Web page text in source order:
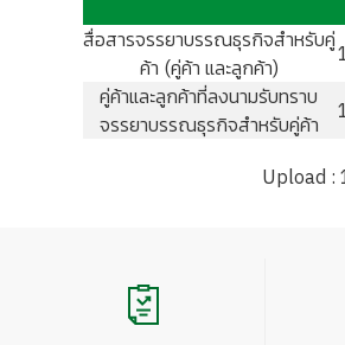
สื่อสารจรรยาบรรณธุรกิจสำหรับคู่
ค้า (คู่ค้า และลูกค้า)
คู่ค้าและลูกค้าที่ลงนามรับทราบ
จรรยาบรรณธุรกิจสำหรับคู่ค้า
Upload :